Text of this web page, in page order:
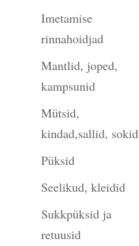
Imetamise
rinnahoidjad
Mantlid, joped,
kampsunid
Mütsid,
kindad,sallid, sokid
Püksid
Seelikud, kleidid
Sukkpüksid ja
retuusid